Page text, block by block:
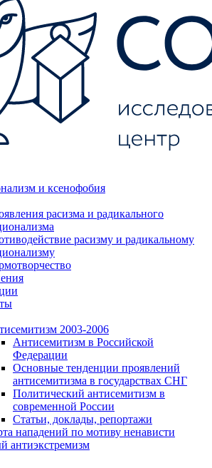
и ксенофобия
расизма и радикального
расизму и радикальному
2003-2006
Антисемитизм в Российской
Федерации
Основные тенденции проявлений
антисемитизма в государствах СНГ
Политический антисемитизм в
современной России
Статьи, доклады, репортажи
нападений по мотиву ненависти
антиэкстремизм